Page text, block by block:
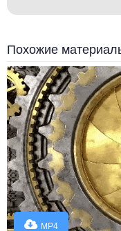
Похожие
MP4